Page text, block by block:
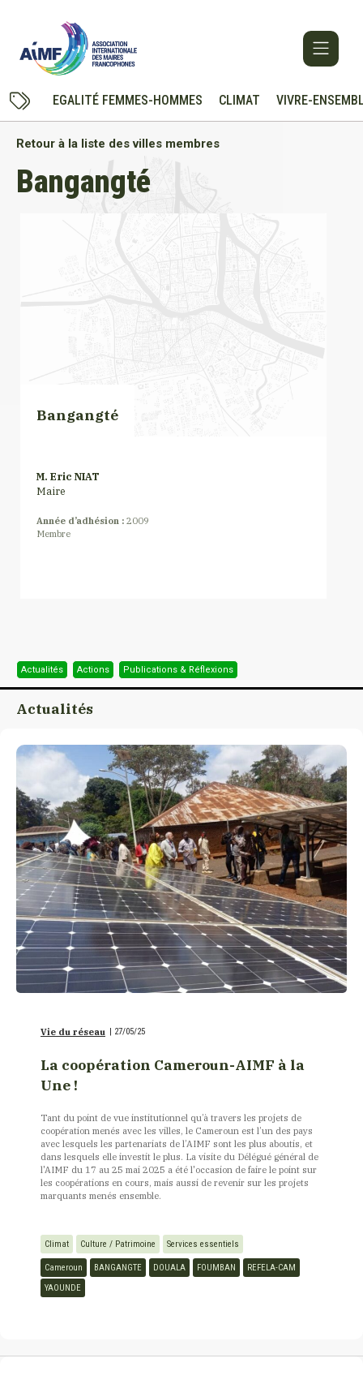
EGALITÉ FEMMES-HOMMES CLIMAT VIVRE-
Retour à la liste des villes membres
Bangangté
Bangangté
M. Eric NIAT
Maire
Année d’adhésion : 2009
Membre
Actualités Actions Publications & Réflexions
Actualités
Vie du réseau | 27/05/25
La coopération Cameroun-AIMF à la
Une !
Tant du point de vue institutionnel qu’à travers les projets de
coopération menés avec les villes, le Cameroun est l’un des pays
avec lesquels les partenariats de l’AIMF sont les plus aboutis, et
dans lesquels elle investit le plus. La visite du Délégué général de
l'AIMF du 17 au 25 mai 2025 a été l'occasion de faire le point sur
les coopérations en cours, mais aussi de revenir sur les projets
marquants menés ensemble.
Climat Culture / Patrimoine Services essentiels
Cameroun BANGANGTE DOUALA FOUMBAN
REFELA-CAM
YAOUNDE